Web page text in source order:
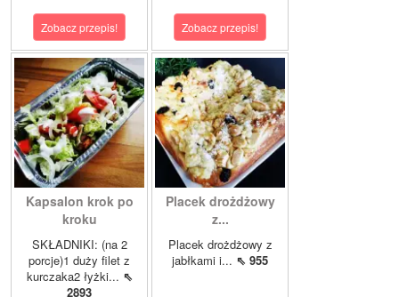
Zobacz przepis! Zobacz przepis!
Kapsalon krok po
kroku
SKŁADNIKI: (na 2
porcje)1 duży filet z
kurczaka2 łyżki... ⇖
2893
Placek drożdżowy
z...
Placek drożdżowy z
jabłkami i... ⇖ 955